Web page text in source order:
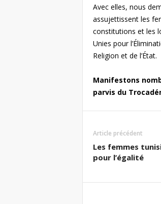
Avec elles, nous
assujettissent les
constitutions et les
Unies pour
Religion et de l’État.
Manifestons
parvis du
Article précédent
Les femmes
pour l’égalité